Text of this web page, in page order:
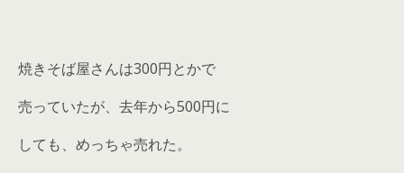
焼きそば屋さんは300円とかで
売っていたが、去年から500円に
しても、めっちゃ売れた。